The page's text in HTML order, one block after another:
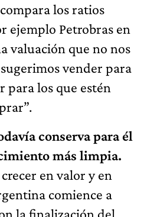
los ratios
ejemplo Petrobras en
valuación que no nos
vender para
para los que estén
conserva para él
más limpia.
en valor y en
comience a
la finalización del